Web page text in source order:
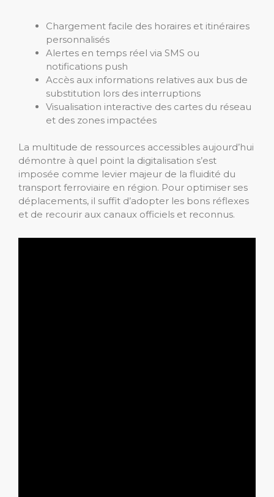
Chargement facile des horaires et itinéraires
personnalisés
Alertes en temps réel via SMS ou
notifications push
Accès aux informations relatives aux bus de
substitution lors des interruptions
Visualisation interactive des cartes du réseau
et des zones impactées
La multitude de ressources accessibles aujourd’hui
démontre à quel point la digitalisation s’est
imposée comme levier majeur de la fluidité du
transport ferroviaire en région. Pour optimiser ses
déplacements, il suffit d’adopter les bons réflexes
et de recourir aux canaux officiels et reconnus.